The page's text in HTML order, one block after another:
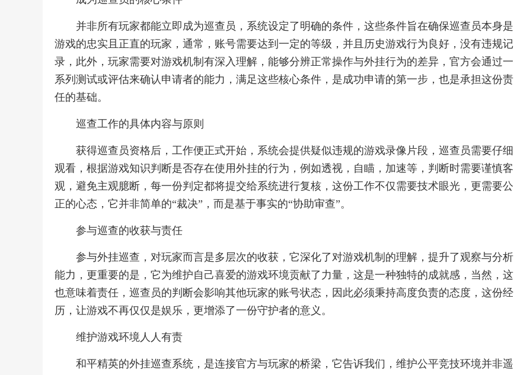
并非所有玩家都能立即成为巡查员，系统设定了明确的条件，这些条件旨在确保巡查员本身是
游戏的忠实且正直的玩家，通常，账号需要达到一定的等级，并且历史游戏行为良好，没有违规记
录，此外，玩家需要对游戏机制有深入理解，能够分辨正常操作与外挂行为的差异，官方会通过一
系列测试或评估来确认申请者的能力，满足这些核心条件，是成功申请的第一步，也是承担这份责
任的基础。
巡查工作的具体内容与原则
获得巡查员资格后，工作便正式开始，系统会提供疑似违规的游戏录像片段，巡查员需要仔细
观看，根据游戏知识判断是否存在使用外挂的行为，例如透视，自瞄，加速等，判断时需要谨慎客
观，避免主观臆断，每一份判定都将提交给系统进行复核，这份工作不仅需要技术眼光，更需要公
正的心态，它并非简单的“裁决”，而是基于事实的“协助审查”。
参与巡查的收获与责任
参与外挂巡查，对玩家而言是多层次的收获，它深化了对游戏机制的理解，提升了观察与分析
能力，更重要的是，它为维护自己喜爱的游戏环境贡献了力量，这是一种独特的成就感，当然，这
也意味着责任，巡查员的判断会影响其他玩家的账号状态，因此必须秉持高度负责的态度，这份经
历，让游戏不再仅仅是娱乐，更增添了一份守护者的意义。
维护游戏环境人人有责
和平精英的外挂巡查系统，是连接官方与玩家的桥梁，它告诉我们，维护公平竞技环境并非遥